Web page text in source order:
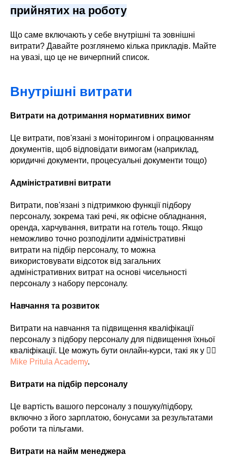
прийнятих на роботу
Що саме включають у себе внутрішні та зовнішні
витрати? Давайте розглянемо кілька прикладів. Майте
на увазі, що це не вичерпний список.
Внутрішні витрати
Витрати на дотримання нормативних вимог
Це витрати, пов'язані з моніторингом і опрацюванням
документів, щоб відповідати вимогам (наприклад,
юридичні документи, процесуальні документи тощо)
Адміністративні витрати
Витрати, пов'язані з підтримкою функції підбору
персоналу, зокрема такі речі, як офісне обладнання,
оренда, харчування, витрати на готель тощо. Якщо
неможливо точно розподілити адміністративні
витрати на підбір персоналу, то можна
використовувати відсоток від загальних
адміністративних витрат на основі чисельності
персоналу з набору персоналу.
Навчання та розвиток
Витрати на навчання та підвищення кваліфікації
персоналу з підбору персоналу для підвищення їхньої
кваліфікації. Це можуть бути онлайн-курси, такі як у 👉🏻
Mike Pritula Academy.
Витрати на підбір персоналу
Це вартість вашого персоналу з пошуку/підбору,
включно з його зарплатою, бонусами за результатами
роботи та пільгами.
Витрати на найм менеджера